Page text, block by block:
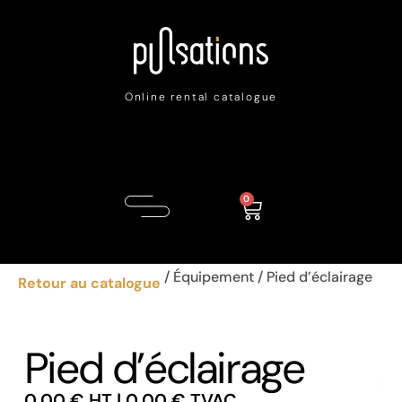
Online rental catalogue
0
Retour au catalogue / Équipement / Pied d’éclairage
Pied d’éclairage